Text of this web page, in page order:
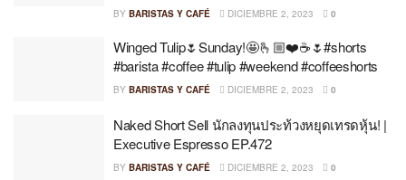
BY BARISTAS Y CAFÉ DICIEMBRE 2, 2023 0
Winged Tulip🌷Sunday!🤩🫰🏼❤️☕️🌷#shorts
#barista #coffee #tulip #weekend #coffeeshorts
BY BARISTAS Y CAFÉ DICIEMBRE 2, 2023 0
Naked Short Sell นักลงทุนประท้วงหยุดเทรดหุ้น! |
Executive Espresso EP.472
BY BARISTAS Y CAFÉ DICIEMBRE 2, 2023 0